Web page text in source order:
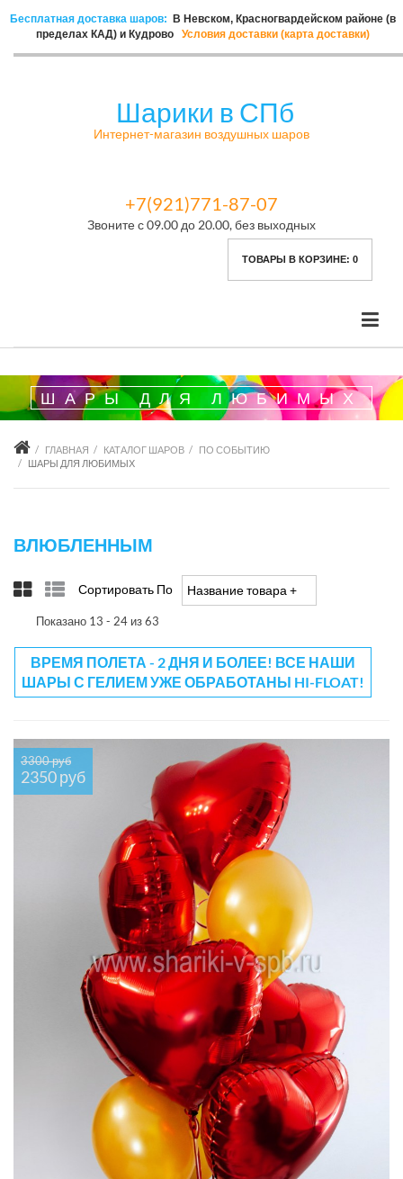
Бесплатная доставка шаров:
В Невском, Красногвардейском районе (в
пределах КАД) и Кудрово
Условия доставки (карта доставки)
Шарики в СПб
Интернет-магазин воздушных шаров
+7(921)771-87-07
Звоните с 09.00 до 20.00, без выходных
ТОВАРЫ В КОРЗИНЕ: 0
ШАРЫ ДЛЯ ЛЮБИМЫХ
ГЛАВНАЯ КАТАЛОГ ШАРОВ
ПО СОБЫТИЮ
ШАРЫ ДЛЯ ЛЮБИМЫХ
ВЛЮБЛЕННЫМ
Сортировать По Название товара +/-
Показано 13 - 24 из 63
ВРЕМЯ ПОЛЕТА - 2 ДНЯ И БОЛЕЕ! ВСЕ НАШИ
ШАРЫ С ГЕЛИЕМ УЖЕ ОБРАБОТАНЫ HI-FLOAT!
3300 руб
2350 руб